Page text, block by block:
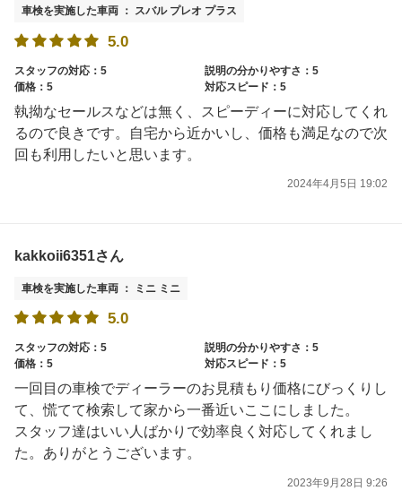
車検を実施した車両 ： スバル プレオ プラス
5.0
スタッフの対応：5
説明の分かりやすさ：5
価格：5
対応スピード：5
執拗なセールスなどは無く、スピーディーに対応してくれ
るので良きです。自宅から近かいし、価格も満足なので次
回も利用したいと思います。
2024年4月5日 19:02
kakkoii6351さん
車検を実施した車両 ： ミニ ミニ
5.0
スタッフの対応：5
説明の分かりやすさ：5
価格：5
対応スピード：5
一回目の車検でディーラーのお見積もり価格にびっくりし
て、慌てて検索して家から一番近いここにしました。
スタッフ達はいい人ばかりで効率良く対応してくれまし
た。ありがとうございます。
2023年9月28日 9:26